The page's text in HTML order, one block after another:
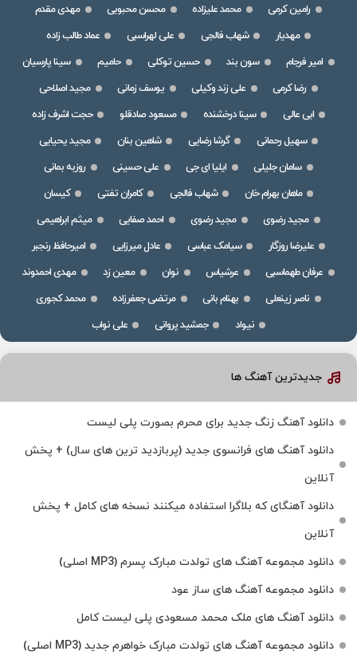
رامین کرمی
محمد علیزاده محسن محبوبی
مهدی مقدم
مهدیار
شهاب فالجی علی لهراسبی
عماد طالب زاده
امیر فرجام
سون بند حسین توکلی حامیم
سینا پارسیان
رضا کرمی
علی زند وکیلی یوسف زمانی
مجید اصلاحی
ابی عالی
سینا درخشنده مسعود صادقلو
حجت اشرف زاده
سهیل رحمانی
گرشا رضایی شاهین بنان
مجید یحیایی
سامان جلیلی
ایلیا ای جی علی حسینی
روزبه بمانی
ماهان بهرام خان
شهاب فالجی کامران تفتی
کیسان
مجید رضوی
مجید رضوی احمد صفایی
میثم ابراهیمی
علیرضا روزگار
سیامک عباسی عادل میرزایی
امیرحافظ رنجبر
عرفان طهماسبی
عرشیاس نوان معین زد
مهدی احمدوند
ناصر زینعلی
بهنام بانی مرتضی جعفرزاده
محمد کجوری
نیواد
جمشید پروانی علی نواب
جدیدترین آهنگ ها
دانلود آهنگ زنگ جدید برای محرم بصورت پلی لیست
دانلود آهنگ های فرانسوی جدید (پربازدید ترین های سال) + پخش
آنلاین
دانلود آهنگای که بلاگرا استفاده میکنند نسخه های کامل + پخش
آنلاین
دانلود مجموعه آهنگ های تولدت مبارک پسرم (MP3 اصلی)
دانلود مجموعه آهنگ های ساز عود
دانلود آهنگ های ملک‌ محمد مسعودی پلی لیست کامل
دانلود مجموعه آهنگ های تولدت مبارک خواهرم جدید (MP3 اصلی)